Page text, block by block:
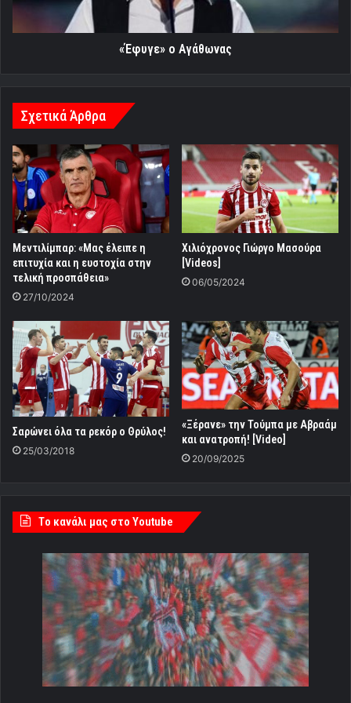
«Έφυγε» ο Αγάθωνας
Σχετικά Άρθρα
Μεντιλίμπαρ: «Μας έλειπε η
επιτυχία και η ευστοχία στην
τελική προσπάθεια»
27/10/2024
Χιλιόχρονος Γιώργο Μασούρα
[Videos]
06/05/2024
Σαρώνει όλα τα ρεκόρ ο Θρύλος!
25/03/2018
«Ξέρανε» την Τούμπα με Αβραάμ
και ανατροπή! [Video]
20/09/2025
Tο κανάλι μας στο Youtube